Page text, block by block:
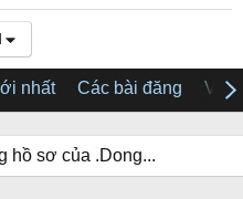
nhất Các bài đăng Về
hồ sơ của .Dong...